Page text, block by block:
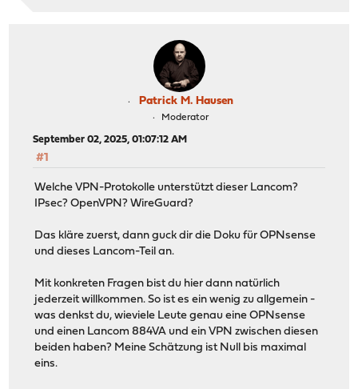
Patrick M. Hausen
Moderator
September 02, 2025, 01:07:12 AM
#1
Welche VPN-Protokolle unterstützt dieser Lancom?
IPsec? OpenVPN? WireGuard?
Das kläre zuerst, dann guck dir die Doku für OPNsense
und dieses Lancom-Teil an.
Mit konkreten Fragen bist du hier dann natürlich
jederzeit willkommen. So ist es ein wenig zu allgemein -
was denkst du, wieviele Leute genau eine OPNsense
und einen Lancom 884VA und ein VPN zwischen diesen
beiden haben? Meine Schätzung ist Null bis maximal
eins.